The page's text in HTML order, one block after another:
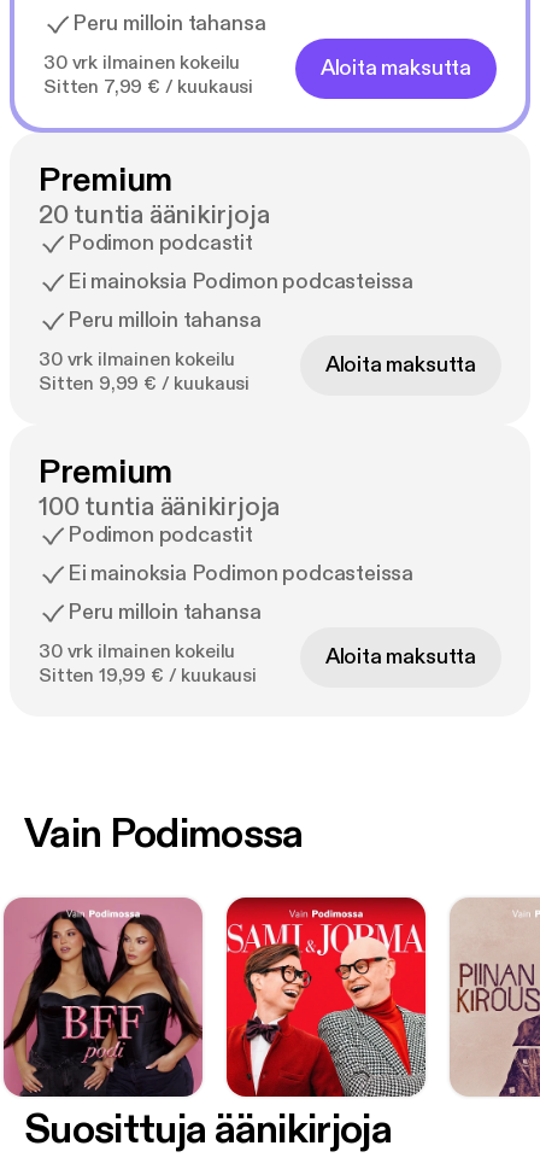
Peru milloin tahansa
30 vrk ilmainen kokeilu
Sitten 7,99 € / kuukausi
Aloita maksutta
Premium
20 tuntia äänikirjoja
Podimon podcastit
Ei mainoksia Podimon podcasteissa
Peru milloin tahansa
30 vrk ilmainen kokeilu
Sitten 9,99 € / kuukausi
Aloita maksutta
Premium
100 tuntia äänikirjoja
Podimon podcastit
Ei mainoksia Podimon podcasteissa
Peru milloin tahansa
30 vrk ilmainen kokeilu
Sitten 19,99 € / kuukausi
Aloita maksutta
Vain Podimossa
Suosittuja äänikirjoja